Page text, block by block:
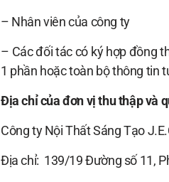
– Nhân viên của công ty
– Các đối tác có ký hợp đồng
1 phần hoặc toàn bộ thông tin
Địa chỉ của đơn vị thu thập và
Công ty Nội Thất Sáng Tạo
Địa chỉ: 139/19 Đường số 11,